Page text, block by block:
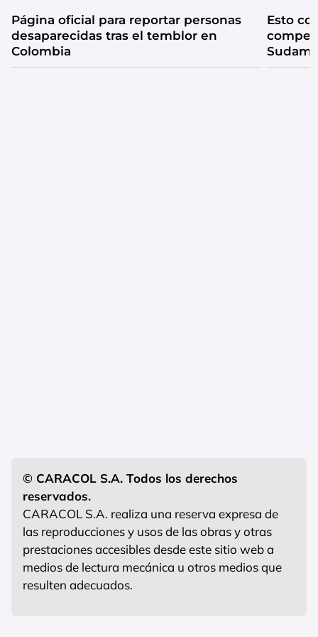
Página oficial para reportar personas
desaparecidas tras el temblor en
Colombia
Esto
© CARACOL S.A. Todos los derechos
reservados.
CARACOL S.A. realiza una reserva expresa de
las reproducciones y usos de las obras y otras
prestaciones accesibles desde este sitio web a
medios de lectura mecánica u otros medios que
resulten adecuados.